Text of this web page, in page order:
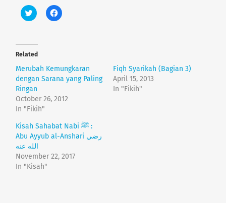
C
l
t
o
s
a
r
e
o
n
T
w
t
t
e
r
(
O
e
C
l
a
r
e
n
F
e
b
o
(
O
Related
Merubah Kemungkaran
dengan Sarana yang Paling
Ringan
October 26, 2012
In "Fikih"
Fiqh Syarikah (Bagian 3)
April 15, 2013
In "Fikih"
Kisah Sahabat Nabi ﷺ :
Abu Ayyub al-Anshari رضي
November 22, 2017
In "Kisah"